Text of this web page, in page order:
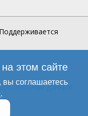
Поддерживается
данных
этом сайте
вы соглашаетесь
.